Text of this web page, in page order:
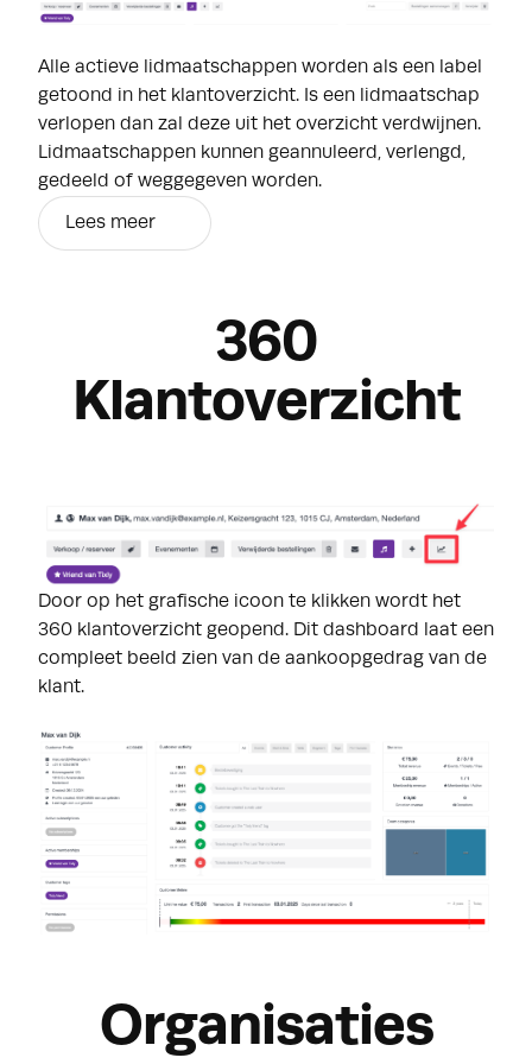
Alle actieve lidmaatschappen worden als een label
getoond in het klantoverzicht. Is een lidmaatschap
verlopen dan zal deze uit het overzicht verdwijnen.
Lidmaatschappen kunnen geannuleerd, verlengd,
gedeeld of weggegeven worden.
Lees meer
360
Klantoverzicht
Door op het grafische icoon te klikken wordt het
360 klantoverzicht geopend. Dit dashboard laat een
compleet beeld zien van de aankoopgedrag van de
klant.
Organisaties